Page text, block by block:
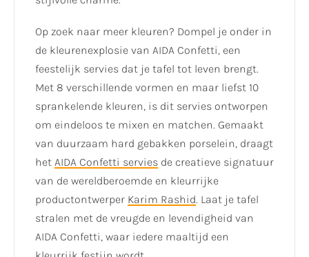
Op zoek naar meer kleuren? Dompel je onder in
de kleurenexplosie van AIDA Confetti, een
feestelijk servies dat je tafel tot leven brengt.
Met 8 verschillende vormen en maar liefst 10
sprankelende kleuren, is dit servies ontworpen
om eindeloos te mixen en matchen. Gemaakt
van duurzaam hard gebakken porselein, draagt
het AIDA Confetti servies de creatieve signatuur
van de wereldberoemde en kleurrijke
productontwerper Karim Rashid. Laat je tafel
stralen met de vreugde en levendigheid van
AIDA Confetti, waar iedere maaltijd een